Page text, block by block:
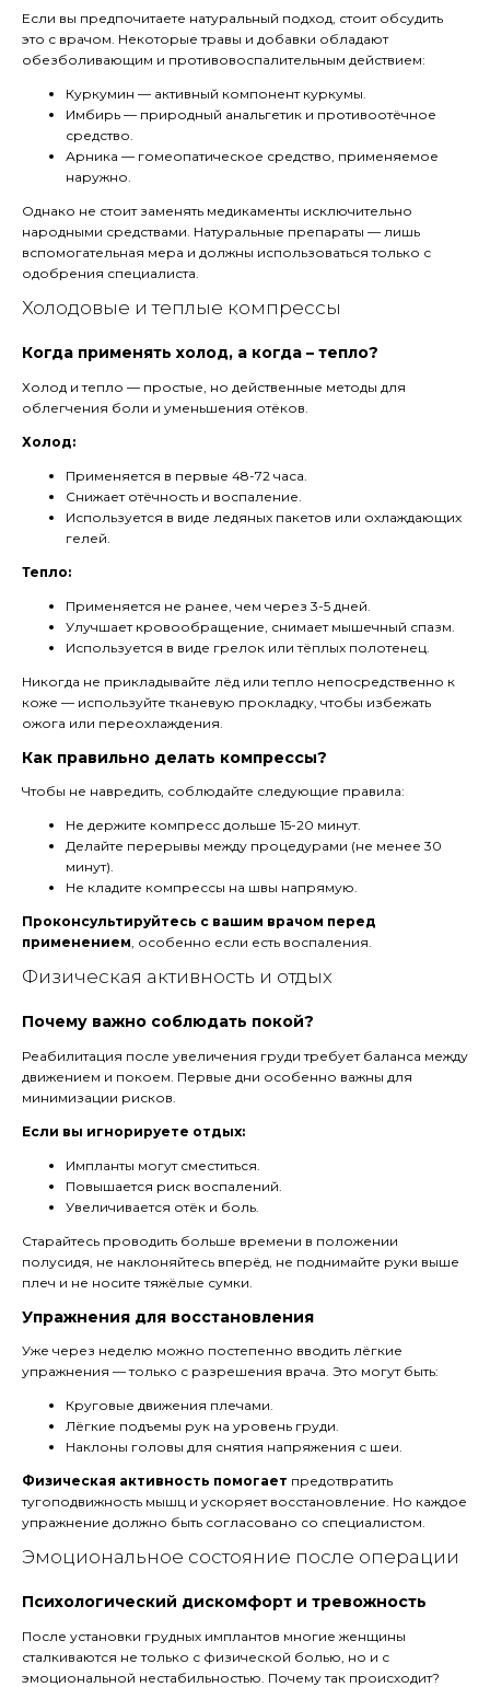
Если вы предпочитаете натуральный подход, стоит обсудить
это с врачом. Некоторые травы и добавки обладают
обезболивающим и противовоспалительным действием:
Куркумин — активный компонент куркумы.
Имбирь — природный анальгетик и противоотёчное
средство.
Арника — гомеопатическое средство, применяемое
наружно.
Однако не стоит заменять медикаменты исключительно
народными средствами. Натуральные препараты — лишь
вспомогательная мера и должны использоваться только с
одобрения специалиста.
Холодовые и теплые компрессы
Когда применять холод, а когда – тепло?
Холод и тепло — простые, но действенные методы для
облегчения боли и уменьшения отёков.
Холод:
Применяется в первые 48-72 часа.
Снижает отёчность и воспаление.
Используется в виде ледяных пакетов или охлаждающих
гелей.
Тепло:
Применяется не ранее, чем через 3-5 дней.
Улучшает кровообращение, снимает мышечный спазм.
Используется в виде грелок или тёплых полотенец.
Никогда не прикладывайте лёд или тепло непосредственно к
коже — используйте тканевую прокладку, чтобы избежать
ожога или переохлаждения.
Как правильно делать компрессы?
Чтобы не навредить, соблюдайте следующие правила:
Не держите компресс дольше 15-20 минут.
Делайте перерывы между процедурами (не менее 30
минут).
Не кладите компрессы на швы напрямую.
Проконсультируйтесь с вашим врачом перед
применением, особенно если есть воспаления.
Физическая активность и отдых
Почему важно соблюдать покой?
Реабилитация после увеличения груди требует баланса между
движением и покоем. Первые дни особенно важны для
минимизации рисков.
Если вы игнорируете отдых:
Импланты могут сместиться.
Повышается риск воспалений.
Увеличивается отёк и боль.
Старайтесь проводить больше времени в положении
полусидя, не наклоняйтесь вперёд, не поднимайте руки выше
плеч и не носите тяжёлые сумки.
Упражнения для восстановления
Уже через неделю можно постепенно вводить лёгкие
упражнения — только с разрешения врача. Это могут быть:
Круговые движения плечами.
Лёгкие подъемы рук на уровень груди.
Наклоны головы для снятия напряжения с шеи.
Физическая активность помогает предотвратить
тугоподвижность мышц и ускоряет восстановление. Но каждое
упражнение должно быть согласовано со специалистом.
Эмоциональное состояние после операции
Психологический дискомфорт и тревожность
После установки грудных имплантов многие женщины
сталкиваются не только с физической болью, но и с
эмоциональной нестабильностью. Почему так происходит?